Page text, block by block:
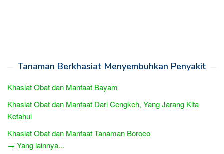
Tanaman Berkhasiat Menyembuhkan Penyakit
Khasiat Obat dan Manfaat Bayam
Khasiat Obat dan Manfaat Dari Cengkeh, Yang Jarang Kita
Ketahui
Khasiat Obat dan Manfaat Tanaman Boroco
→ Yang lainnya...